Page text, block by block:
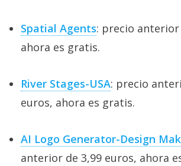
Spatial Agents: precio anterior
ahora es gratis.
River Stages-USA: precio
euros, ahora es gratis.
AI Logo Generator-Design
anterior de 3,99 euros, ahora